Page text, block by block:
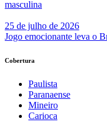
masculina
25 de julho de 2026
Jogo emocionante leva o
Cobertura
Paulista
Paranaense
Mineiro
Carioca